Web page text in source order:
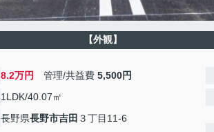
【外観】
8.2万円 管理/共益費 5,500円
1LDK/40.07㎡
長野県長野市吉田 ３丁目11-6